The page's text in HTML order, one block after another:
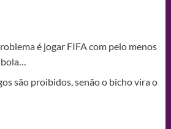
é jogar FIFA com pelo menos
bola…
são proibidos, senão o bicho vira o